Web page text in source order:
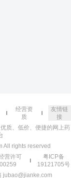
经营资
质
友情链
接
质、低价、便捷的网上药
All rights reserved
营许可
粤ICP备
19121705号
jubao@jianke.com